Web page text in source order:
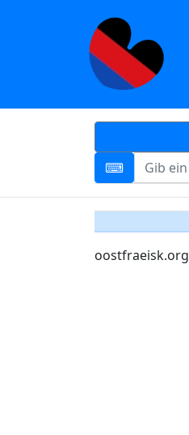
oostfraeisk.org